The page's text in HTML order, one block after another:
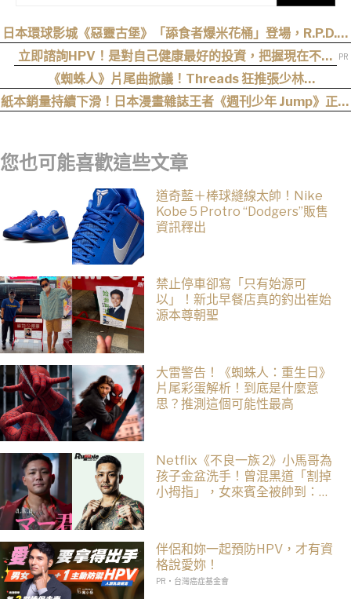
日本環球影城《惡靈古堡》「舔食者爆米花桶」登場，R.P.D.制
服周邊同步公開
立即諮詢HPV！是對自己健康最好的投資，把握現在不嫌
晚！
《蜘蛛人》片尾曲掀議！Threads 狂推張少林
〈SpiderMan〉，網友：播這個直接神作預定
紙本銷量持續下滑！日本漫畫雜誌王者《週刊少年 Jump》正式
您也可能喜歡這些文章
道奇藍＋棒球縫線太帥！Nike
Kobe 5 Protro “Dodgers”販售
資訊釋出
禁止停車卻寫「只有始源可
以」！新北早餐店真的釣出崔始
源本尊朝聖
大雷警告！《蜘蛛人：重生日》
片尾彩蛋解析！到底是什麼意
思？推測這個可能性最高
Netflix《不良一族 2》小馬哥為
孩子金盆洗手！曾混黑道「割掉
小拇指」，女來賓全被帥到：超
伴侶和妳一起預防HPV，才有資
格說愛妳！
PR・台灣癌症基金會